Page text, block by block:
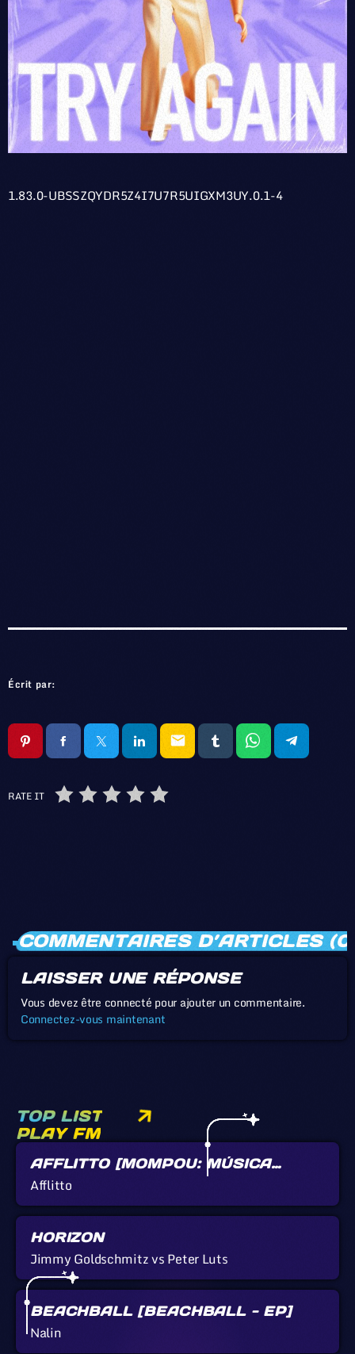
1.83.0-UBSSZQYDR5Z4I7U7R5UIGXM3UY.0.1-4
Écrit par:
email
RATE IT
COMMENTAIRES D’ARTICLES
LAISSER UNE RÉPONSE
Vous devez être connecté pour ajouter un commentaire.
Connectez-vous maintenant
TOP LIST
PLAY FM
AFFLITTO [MOMPOU: MÚSICA
CALLADA]
Afflitto
HORIZON
Jimmy Goldschmitz vs Peter Luts
BEACHBALL [BEACHBALL - EP]
Nalin